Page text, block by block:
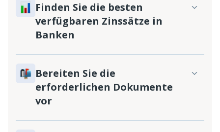
Finden Sie die besten
verfügbaren Zinssätze in
Banken
Bereiten Sie die
erforderlichen Dokumente
vor